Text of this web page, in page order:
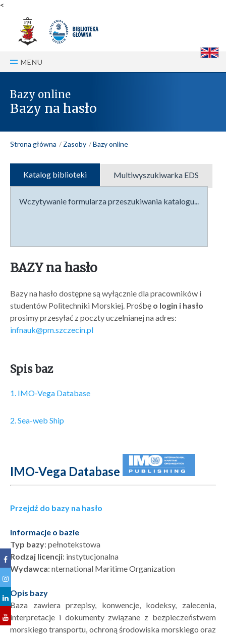
<
MENU
Bazy online
Bazy na hasło
Strona główna Zasoby Bazy online
Katalog biblioteki
Wczytywanie formularza przeszukiwania katalogu...
Multiwyszukiwarka EDS
BAZY na hasło
Bazy na hasło dostępne są wyłącznie dla pracowników i
studentów Politechniki Morskiej. Prośbę o login i hasło
prosimy przesyłać z poczty uczelnianej na adres:
infnauk@pm.szczecin.pl
Spis baz
1. IMO-Vega Database
2. Sea-web Ship
IMO-Vega Database
Przejdź do bazy na hasło
Informacje o bazie
Typ bazy: pełnotekstowa
Rodzaj licencji: instytucjonalna
Wydawca: nternational Maritime Organization
Opis bazy
Baza zawiera przepisy, konwencje, kodeksy, zalecenia,
interpretacje i dokumenty związane z bezpieczeństwem
morskiego transportu, ochroną środowiska morskiego oraz